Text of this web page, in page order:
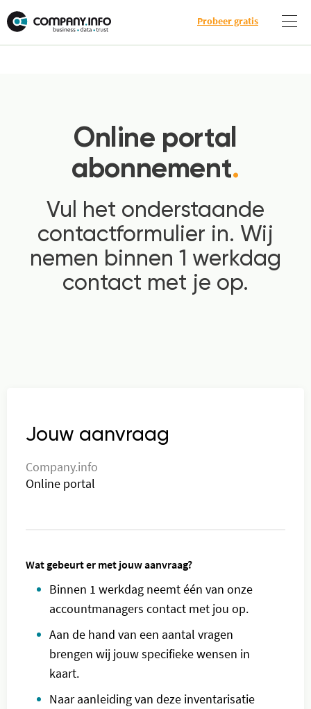
Probeer gratis
Online portal
abonnement.
Vul het onderstaande
contactformulier in. Wij
nemen binnen 1 werkdag
contact met je op.
Jouw aanvraag
Company.info
Online portal
Wat gebeurt er met jouw aanvraag?
Binnen 1 werkdag neemt één van onze
accountmanagers contact met jou op.
Aan de hand van een aantal vragen
brengen wij jouw specifieke wensen in
kaart.
Naar aanleiding van deze inventarisatie